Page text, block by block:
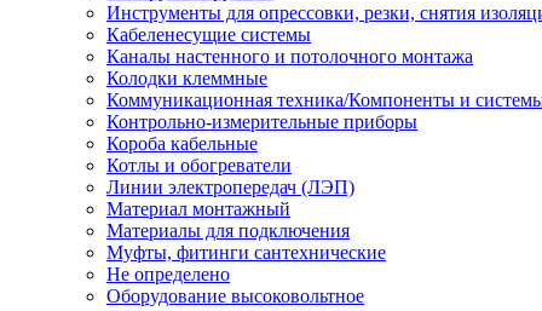
Инструменты для опрессовки, резки, снятия
Кабеленесущие системы
Каналы настенного и потолочного монтажа
Колодки клеммные
Коммуникационная техника/Компоненты и
Контрольно-измерительные приборы
Короба кабельные
Котлы и обогреватели
Линии электропередач (ЛЭП)
Материал монтажный
Материалы для подключения
Муфты, фитинги сантехнические
Не определено
Оборудование высоковольтное